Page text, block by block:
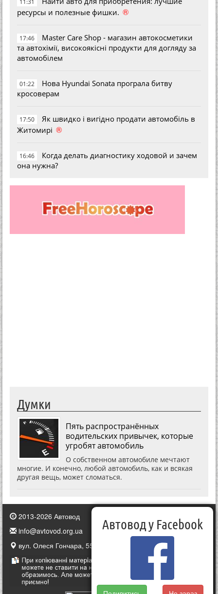
11:31
ресурсы и полезные фишки. ®
17:46
Master Care Shop - магазин автокосметики
та автохімії, високоякісні продукти для догляду за
автомобілем
01:22
Нова Hyundai Sonata програла битву
кросоверам
17:50
Як швидко і вигідно продати автомобіль в
Житомирі ®
16:46
Когда делать диагностику ходовой и зачем
она нужна?
Думки
Пять распространённых
водительских привычек, которые
угробят автомобиль
О собственном автомобиле мечтают
многие. И конечно, любой автомобиль, как и всякая
другая вещь, может сломаться.
2013-2026 Автовод
info@avtovod.org.ua
вул. Олеся Гончара, 55, Київ, Україна
Автовод у Facebook